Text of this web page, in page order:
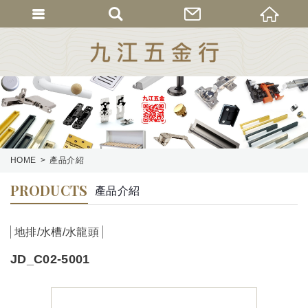
HOME 產品介紹
PRODUCTS 產品介紹
地排/水槽/水龍頭
JD_C02-5001